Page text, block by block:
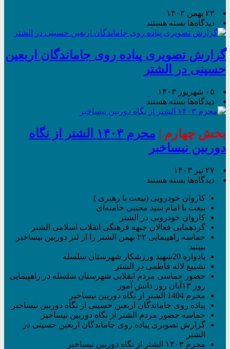
نگاه
دوربین
نیساخبر
۲۳ بهمن ۱۴۰۳
دیدگاه‌ها برای
حماسه
مردم
الشتر
از
دوربین
نیساخبر
بسته هستند
گزارش تصویری پیاده روی جاماندگان اربعین
حسینی در الشتر
۰۵ شهریور ۱۴۰۳
دیدگاه‌ها برای
گزارش
پیاده
روی
جاماندگان
حسینی
در
بسته هستند
بخش چهارم |
محرم ۱۴۰۳ الشتر از نگاه
دوربین نیساخبر
۲۷ تیر ۱۴۰۳
دیدگاه‌ها برای
۱۴۰۳
الشتر
از
نگاه
دوربین
بسته هستند
کاروان خودرویی (بیعت با رهبری )
بیعت با امام سید مجتبی خامنه‌ای
کاروان خودرویی در الشتر
گردهمایی فعالان جبهه فرهنگی انقلاب اسلامی الشتر
حماسه راهپیمایی ۲۲ بهمن الشتر را از لنز دوربین نیساخبر
ببینید
یادواره 20شهید ورزشکار شهرستان سلسله
تشییع‌ لاله‌ فاطمی در الشتر
حضور حماسی مردم انقلابی شهرستان سلسله در راهپیمایی
روز ۱۳آبان روز دانش آموز
محرم 1404 الشتر از نگاه دوربین نیساخبر
پیاده روی جاماندگان اربعین حسینی از نگاه دوربین نیساخبر
حماسه حضور مردم الشتر از نگاه دوربین نیساخبر
گزارش تصویری پیاده روی جاماندگان اربعین حسینی در
الشتر
محرم ۱۴۰۳ الشتر از نگاه دوربین نیساخبر